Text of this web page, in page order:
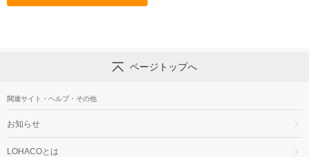
ページトップへ
関連サイト・ヘルプ・その他
お知らせ
LOHACOとは